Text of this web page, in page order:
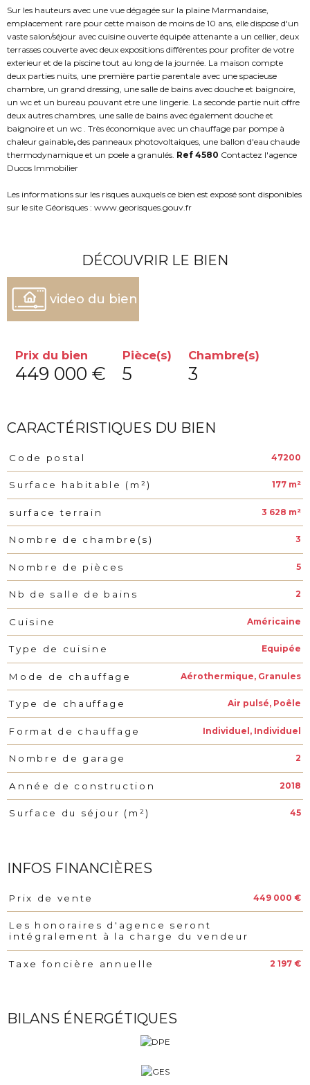
Sur les hauteurs avec une vue dégagée sur la plaine Marmandaise,
emplacement rare pour cette maison de moins de 10 ans, elle dispose d'un
vaste salon/séjour avec cuisine ouverte équipée attenante a un cellier, deux
terrasses couverte avec deux expositions différentes pour profiter de votre
exterieur et de la piscine tout au long de la journée. La maison compte
deux parties nuits, une première partie parentale avec une spacieuse
chambre, un grand dressing, une salle de bains avec douche et baignoire,
un wc et un bureau pouvant etre une lingerie. La seconde partie nuit offre
deux autres chambres, une salle de bains avec également douche et
baignoire et un wc . Très économique avec un chauffage par pompe à
chaleur gainable, des panneaux photovoltaiques, une ballon d'eau chaude
thermodynamique et un poele a granulés. Ref 4580 Contactez l'agence
Ducos Immobilier
Les informations sur les risques auxquels ce bien est exposé sont disponibles
sur le site Géorisques : www.georisques.gouv.fr
DÉCOUVRIR LE BIEN
video du bien
Prix du bien
449 000 €
Pièce(s)
5
Chambre(s)
3
CARACTÉRISTIQUES DU BIEN
Caractéristiques Valeurs
Code postal 47200
Surface habitable (m²) 177 m²
surface terrain 3 628 m²
Nombre de chambre(s) 3
Nombre de pièces 5
Nb de salle de bains 2
Cuisine Américaine
Type de cuisine Equipée
Mode de chauffage Aérothermique, Granules
Type de chauffage Air pulsé, Poêle
Format de chauffage Individuel, Individuel
Nombre de garage 2
Année de construction 2018
Surface du séjour (m²) 45
INFOS FINANCIÈRES
Caractéristiques Valeurs
Prix de vente 449 000 €
Les honoraires d'agence seront
intégralement à la charge du vendeur
Taxe foncière annuelle 2 197 €
BILANS ÉNERGÉTIQUES